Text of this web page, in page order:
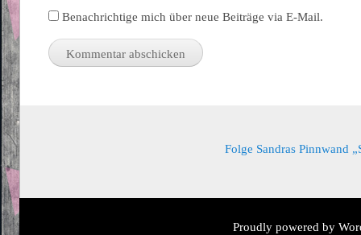
Benachrichtige mich über neue Beiträge via E-Mail.
Folge Sandras Pinnwand
Proudly powered by